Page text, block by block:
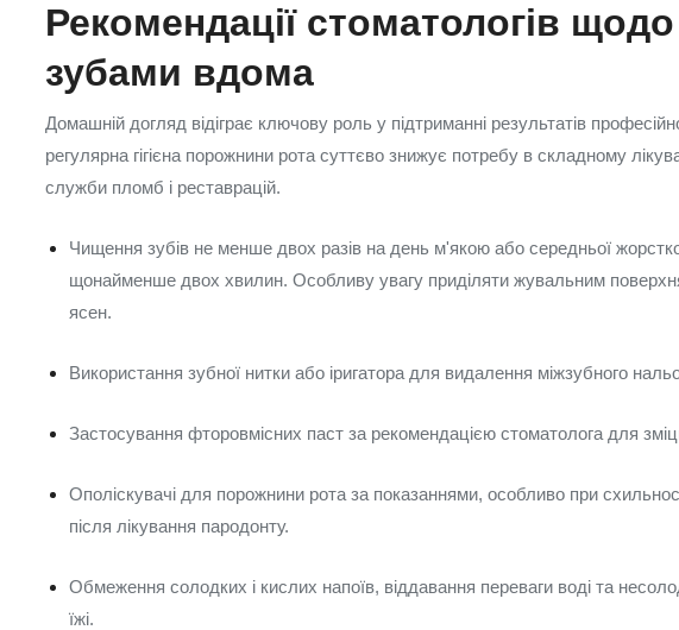
Рекомендації стоматологів
зубами вдома
Домашній догляд відіграє ключову роль у підтриманні результатів
регулярна гігієна порожнини рота суттєво знижує потребу в складному
служби пломб і реставрацій.
Чищення зубів не менше двох разів на день м'якою або середньої
щонайменше двох хвилин. Особливу увагу приділяти жувальним
ясен.
Використання зубної нитки або іригатора для видалення міжзубного
Застосування фторовмісних паст за рекомендацією стоматолога для
Ополіскувачі для порожнини рота за показаннями, особливо при
після лікування пародонту.
Обмеження солодких і кислих напоїв, віддавання переваги воді та
їжі.